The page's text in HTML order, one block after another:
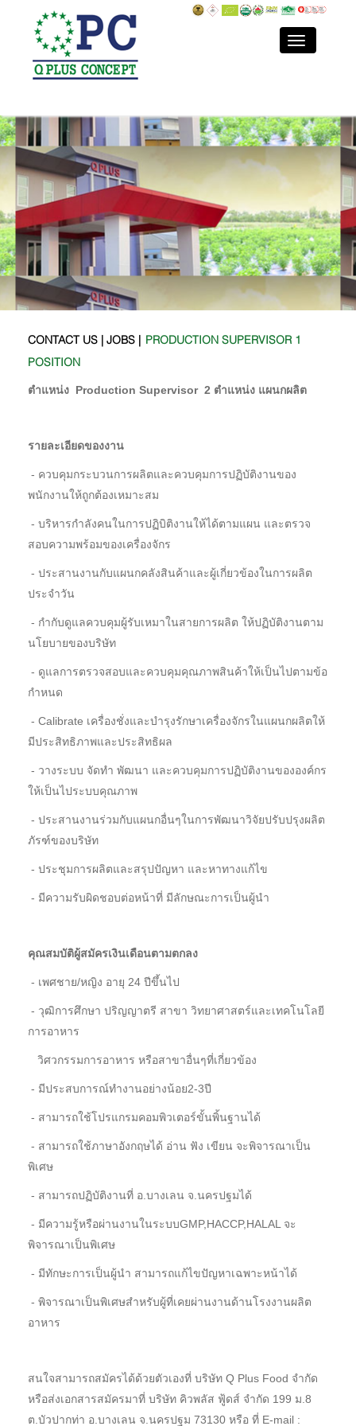
CONTACT US | JOBS PRODUCTION SUPERVISOR 1
POSITION
ตำแหน่ง Production Supervisor 2 ตำแหน่ง แผนกผลิต
รายละเอียดของงาน
- ควบคุมกระบวนการผลิตและควบคุมการปฏิบัติงานของ
พนักงานให้ถูกต้องเหมาะสม
- บริหารกำลังคนในการปฏิบิติงานให้ได้ตามแผน และตรวจ
สอบความพร้อมของเครื่องจักร
- ประสานงานกับแผนกคลังสินค้าและผู้เกี่ยวข้องในการผลิต
ประจำวัน
- กำกับดูแลควบคุมผู้รับเหมาในสายการผลิต ให้ปฏิบัติงานตาม
นโยบายของบริษัท
- ดูแลการตรวจสอบและควบคุมคุณภาพสินค้าให้เป็นไปตามข้อ
กำหนด
- Calibrate เครื่องชั่งและบำรุงรักษาเครื่องจักรในแผนกผลิตให้
มีประสิทธิภาพและประสิทธิผล
- วางระบบ จัดทำ พัฒนา และควบคุมการปฏิบัติงานขององค์กร
ให้เป็นไประบบคุณภาพ
- ประสานงานร่วมกับแผนกอื่นๆในการพัฒนาวิจัยปรับปรุงผลิต
ภัรฑ์ของบริษัท
- ประชุมการผลิตและสรุปปัญหา และหาทางแก้ไข
- มีความรับผิดชอบต่อหน้าที่ มีลักษณะการเป็นผู้นำ
คุณสมบัติผู้สมัครเงินเดือนตามตกลง
- เพศชาย/หญิง อายุ 24 ปีขึ้นไป
- วุฒิการศึกษา ปริญญาตรี สาขา วิทยาศาสตร์และเทคโนโลยี
การอาหาร
วิศวกรรมการอาหาร หรือสาขาอื่นๆที่เกี่ยวข้อง
- มีประสบการณ์ทำงานอย่างน้อย2-3ปี
- สามารถใช้โปรแกรมคอมพิวเตอร์ขั้นพิ้นฐานได้
- สามารถใช้ภาษาอังกฤษได้ อ่าน ฟัง เขียน จะพิจารณาเป็น
พิเศษ
- สามารถปฏิบัติงานที่ อ.บางเลน จ.นครปฐมได้
- มีความรู้หรือผ่านงานในระบบGMP,HACCP,HALAL จะ
พิจารณาเป็นพิเศษ
- มีทักษะการเป็นผู้นำ สามารถแก้ไขปัญหาเฉพาะหน้าได้
- พิจารณาเป็นพิเศษสำหรับผู้ที่เคยผ่านงานด้านโรงงานผลิต
อาหาร
สนใจสามารถสมัครได้ด้วยตัวเองที่ บริษัท Q Plus Food จำกัด
หรือส่งเอกสารสมัครมาที่ บริษัท คิวพลัส ฟู้ดส์ จำกัด 199 ม.8
ต.บัวปากท่า อ.บางเลน จ.นครปฐม 73130 หรือ ที่ E-mail :